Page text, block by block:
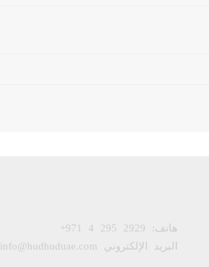
هاتف: +971 4 295 2929
البريد الإلكتروني
info@hudhuduae.com